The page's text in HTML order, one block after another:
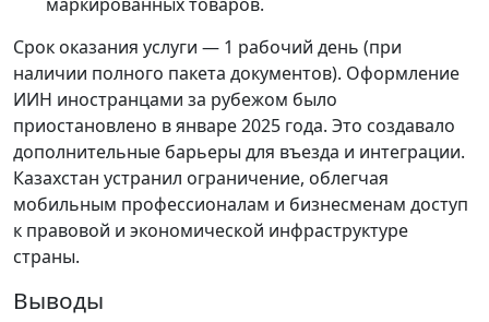
Срок оказания услуги — 1 рабочий день (при
наличии полного пакета документов). Оформление
ИИН иностранцами за рубежом было
приостановлено в январе 2025 года. Это создавало
дополнительные барьеры для въезда и интеграции.
Казахстан устранил ограничение, облегчая
мобильным профессионалам и бизнесменам доступ
к правовой и экономической инфраструктуре
страны.
Выводы